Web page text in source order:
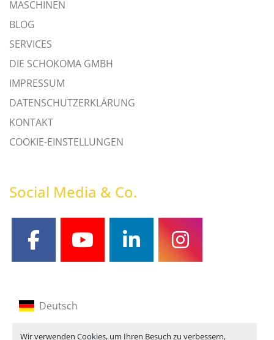
Wir verwenden Cookies, um Ihren Besuch zu verbessern,
MASCHINEN
BLOG
SERVICES
DIE SCHOKOMA GMBH
IMPRESSUM
DATENSCHUTZERKLÄRUNG
KONTAKT
COOKIE-EINSTELLUNGEN
Social Media & Co.
facebookyoutubelinkedininstagram
Deutsch
Englisch